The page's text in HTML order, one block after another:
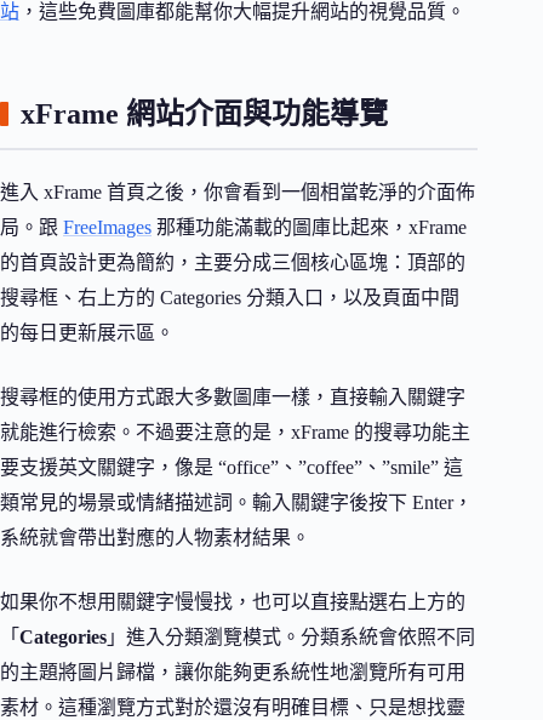
站 ，這些免費圖庫都能幫你大幅提升網站的視覺品質。
xFrame 網站介面與功能導覽
進入 xFrame 首頁之後，你會看到一個相當乾淨的介面佈
局。跟 FreeImages 那種功能滿載的圖庫比起來，xFrame
的首頁設計更為簡約，主要分成三個核心區塊：頂部的
搜尋框、右上方的 Categories 分類入口，以及頁面中間
的每日更新展示區。
搜尋框的使用方式跟大多數圖庫一樣，直接輸入關鍵字
就能進行檢索。不過要注意的是，xFrame 的搜尋功能主
要支援英文關鍵字，像是 “office”、”coffee”、”smile” 這
類常見的場景或情緒描述詞。輸入關鍵字後按下 Enter，
系統就會帶出對應的人物素材結果。
如果你不想用關鍵字慢慢找，也可以直接點選右上方的
「 Categories 」進入分類瀏覽模式。分類系統會依照不同
的主題將圖片歸檔，讓你能夠更系統性地瀏覽所有可用
素材。這種瀏覽方式對於還沒有明確目標、只是想找靈